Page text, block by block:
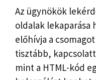
Az ügynökök
oldalak lekaparása
előhívja a
tisztább,
mint a HTML-kód